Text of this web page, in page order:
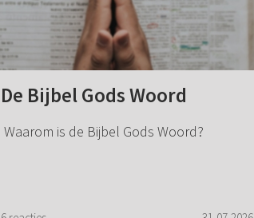
De Bijbel Gods Woord
Waarom is de Bijbel Gods Woord?